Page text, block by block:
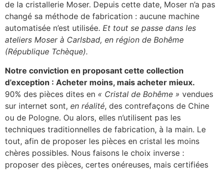
de la cristallerie Moser. Depuis cette date, Moser n’a pas
changé sa méthode de fabrication : aucune machine
automatisée n’est utilisée. Et tout se passe dans les
ateliers Moser à Carlsbad, en région de Bohême
(République Tchèque).
Notre conviction en proposant cette collection
d’exception : Acheter moins, mais acheter mieux.
90% des pièces dites en « Cristal de Bohême » vendues
sur internet sont, en réalité, des contrefaçons de Chine
ou de Pologne. Ou alors, elles n’utilisent pas les
techniques traditionnelles de fabrication, à la main. Le
tout, afin de proposer les pièces en cristal les moins
chères possibles. Nous faisons le choix inverse :
proposer des pièces, certes onéreuses, mais certifiées